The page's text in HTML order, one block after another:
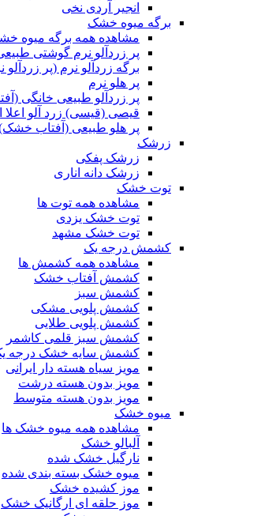
انجیر آردی نخی
برگه میوه خشک
مشاهده همه برگه میوه
پر زردآلو نرم گوشتی
برگه زردآلو نرم (پر زردآلو
پر هلو نرم
پر زردآلو طبیعی خانگی
قیصی (قیسی) زرد آلو اعلا
پر هلو طبیعی (آفتاب
زرشک
زرشک پفکی
زرشک دانه اناری
توت خشک
مشاهده همه توت ها
توت خشک یزدی
توت خشک مشهد
کشمش درجه یک
مشاهده همه کشمش ها
کشمش آفتاب خشک
کشمش سبز
کشمش پلویی مشکی
کشمش پلویی طلایی
کشمش سبز قلمی کاشمر
کشمش سایه خشک درجه
مویز سیاه هسته دار ایرانی
مویز بدون هسته درشت
مویز بدون هسته متوسط
میوه خشک
مشاهده همه میوه خشک ها
آلبالو خشک
نارگیل خشک شده
میوه خشک بسته بندی شده
موز کشیده خشک
موز حلقه ای ارگانیک خشک